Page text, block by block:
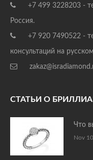
+7 499 3228203 -
Россия.
+7 920 7490522 -
консультаций на
СТАТЬИ О
Что
Nov